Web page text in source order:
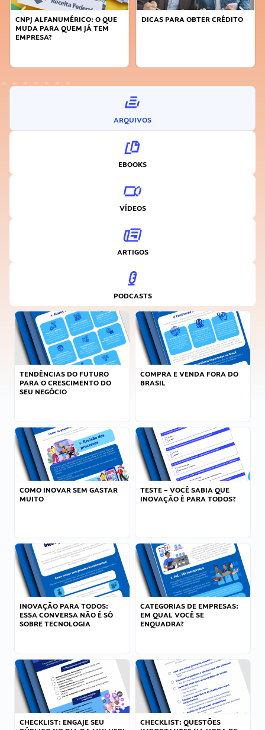
DICAS PARA OBTER CRÉDITO
FAÇA A DIFERENÇA: SEJA
ARQUIVOS
EBOOKS
VÍDEOS
ARTIGOS
PODCASTS
TENDÊNCIAS DO FUTURO
PARA O CRESCIMENTO DO
SEU NEGÓCIO
COMPRA E VENDA FORA DO
BRASIL
COMO INOVAR SEM GASTAR
MUITO
TESTE – VOCÊ SABIA QUE
INOVAÇÃO É PARA TODOS?
INOVAÇÃO PARA TODOS:
ESSA CONVERSA NÃO É SÓ
SOBRE TECNOLOGIA
CATEGORIAS DE EMPRESAS:
EM QUAL VOCÊ SE
ENQUADRA?
CHECKLIST: ENGAJE SEU
CHECKLIST: QUESTÕES